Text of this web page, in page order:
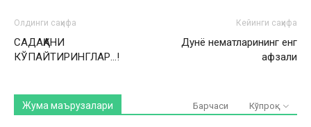
Олдинги саҳифа
САДАҚАНИ
КЎПАЙТИРИНГЛАР…!
Кейинги саҳифа
Дунë нематларининг енг
афзали
Жума маърузалари Барчаси Кўпроқ